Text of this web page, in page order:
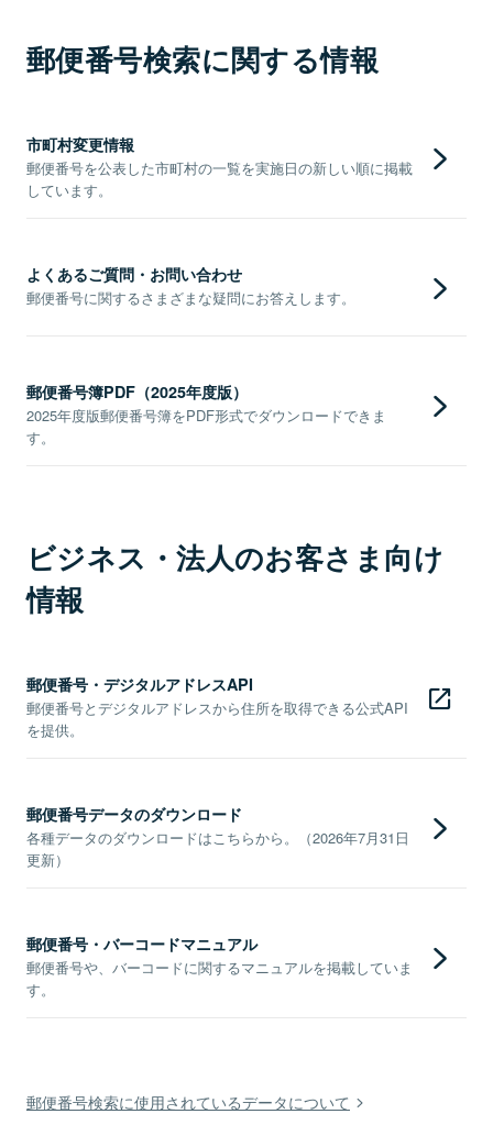
郵便番号検索に関する情報
市町村変更情報
郵便番号を公表した市町村の一覧を実施日の新しい順に掲載
しています。
よくあるご質問・お問い合わせ
郵便番号に関するさまざまな疑問にお答えします。
郵便番号簿PDF（2025年度版）
2025年度版郵便番号簿をPDF形式でダウンロードできま
す。
ビジネス・法人のお客さま向け
情報
郵便番号・デジタルアドレスAPI
郵便番号とデジタルアドレスから住所を取得できる公式API
を提供。
郵便番号データのダウンロード
各種データのダウンロードはこちらから。（2026年7月31日
更新）
郵便番号・バーコードマニュアル
郵便番号や、バーコードに関するマニュアルを掲載していま
す。
郵便番号検索に使用されているデータについて